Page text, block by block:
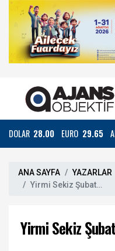
DOLAR 28.00 EURO 29.65
ANA SAYFA YAZARLAR
Yirmi Sekiz Şubat…
Yirmi Sekiz